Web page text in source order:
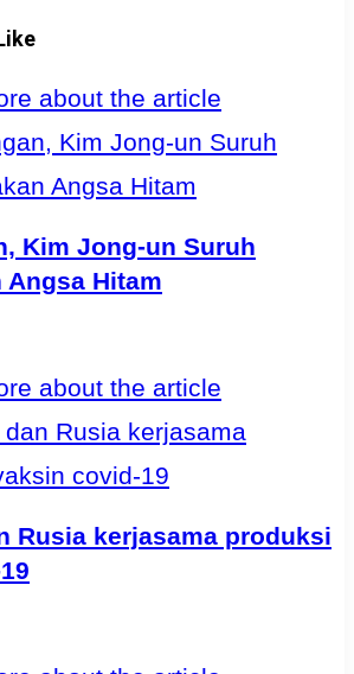
Kim Jong-un Suruh
Angsa Hitam
Rusia kerjasama produksi